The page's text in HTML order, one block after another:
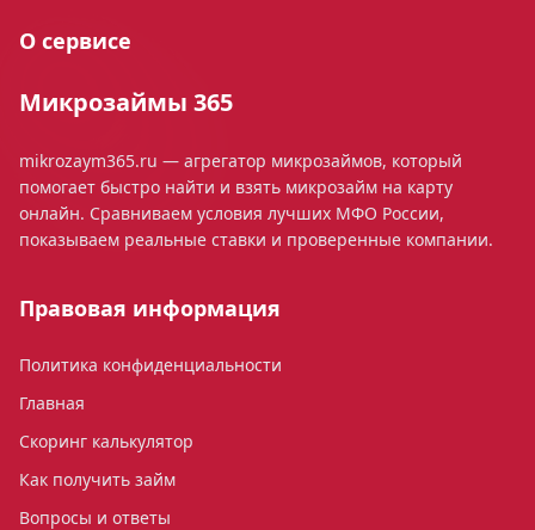
О сервисе
Микрозаймы 365
mikrozaym365.ru — агрегатор микрозаймов, который
помогает быстро найти и взять микрозайм на карту
онлайн. Сравниваем условия лучших МФО России,
показываем реальные ставки и проверенные компании.
Правовая информация
Политика конфиденциальности
Главная
Скоринг калькулятор
Как получить займ
Вопросы и ответы